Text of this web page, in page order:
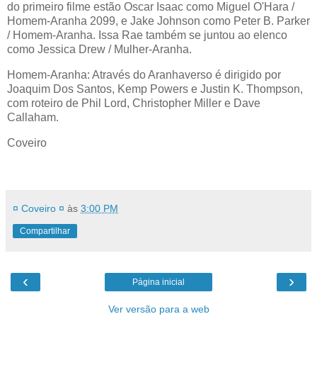
do primeiro filme estão Oscar Isaac como Miguel O'Hara /
Homem-Aranha 2099, e Jake Johnson como Peter B. Parker
/ Homem-Aranha. Issa Rae também se juntou ao elenco
como Jessica Drew / Mulher-Aranha.
Homem-Aranha: Através do Aranhaverso é dirigido por
Joaquim Dos Santos, Kemp Powers e Justin K. Thompson,
com roteiro de Phil Lord, Christopher Miller e Dave
Callaham.
Coveiro
¤ Coveiro ¤ às 3:00 PM
Compartilhar
‹ ›
Página inicial
Ver versão para a web